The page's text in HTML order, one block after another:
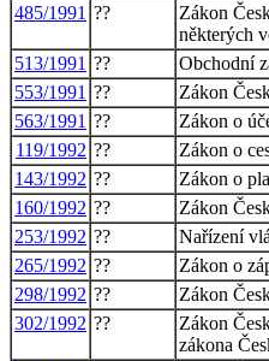
485/1991 ??
Zákon
některých
513/1991 ??
Obchodní
553/1991 ??
Zákon
563/1991 ??
Zákon o
119/1992 ??
Zákon o
143/1992 ??
Zákon o
160/1992 ??
Zákon
253/1992 ??
Nařízení
265/1992 ??
Zákon o
298/1992 ??
Zákon
302/1992 ??
Zákon
zákona